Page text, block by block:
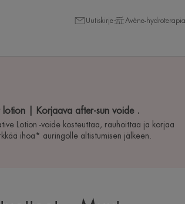
Uutiskirje Avène-
lotion | Korjaava after-sun voide .
Lotion -voide kosteuttaa, rauhoittaa ja korjaa
ihoa* auringolle altistumisen jälkeen.